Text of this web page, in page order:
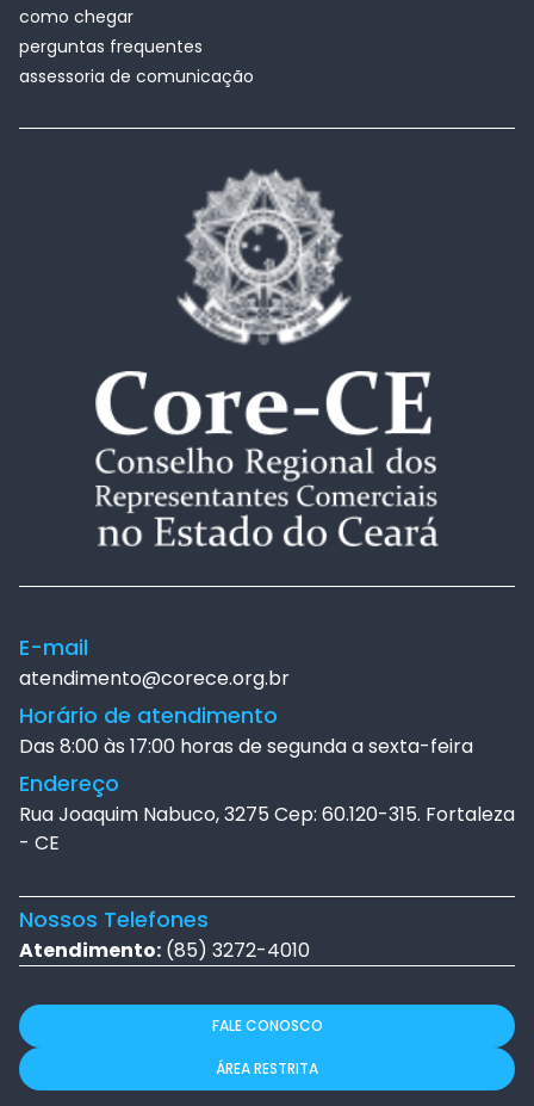
como chegar
perguntas frequentes
assessoria de comunicação
E-mail
atendimento@corece.org.br
Horário de atendimento
Das 8:00 às 17:00 horas de segunda a sexta-feira
Endereço
Rua Joaquim Nabuco, 3275 Cep: 60.120-315. Fortaleza
- CE
Nossos Telefones
Atendimento: (85) 3272-4010
FALE CONOSCO
ÁREA RESTRITA